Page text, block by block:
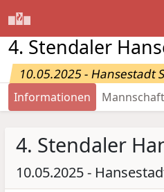
4. Stendaler
10.05.2025 - Hansestadt
Informationen
4. Stendaler
10.05.2025 -